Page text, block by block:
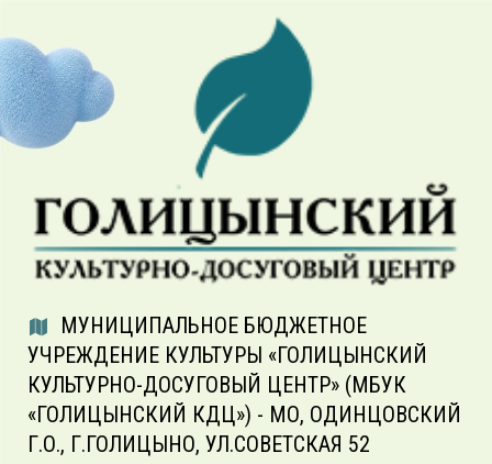
МУНИЦИПАЛЬНОЕ БЮДЖЕТНОЕ
УЧРЕЖДЕНИЕ КУЛЬТУРЫ «ГОЛИЦЫНСКИЙ
КУЛЬТУРНО-ДОСУГОВЫЙ ЦЕНТР» (МБУК
«ГОЛИЦЫНСКИЙ КДЦ») - МО, ОДИНЦОВСКИЙ
Г.О., Г.ГОЛИЦЫНО, УЛ.СОВЕТСКАЯ 52